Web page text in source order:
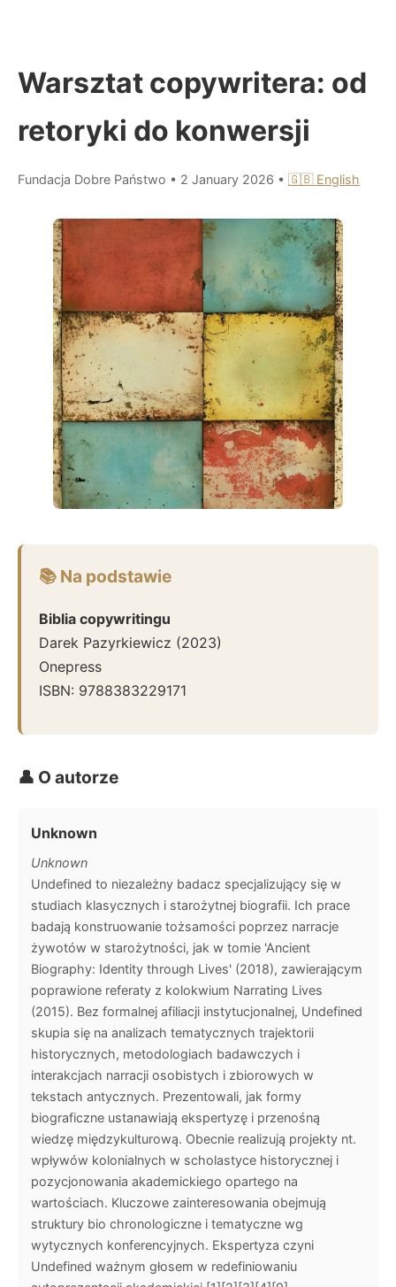
Warsztat copywritera: od
retoryki do konwersji
Fundacja Dobre Państwo • 2 January 2026 • 🇬🇧 English
📚 Na podstawie
Biblia copywritingu
Darek Pazyrkiewicz (2023)
Onepress
ISBN: 9788383229171
👤 O autorze
Unknown
Unknown
Undefined to niezależny badacz specjalizujący się w
studiach klasycznych i starożytnej biografii. Ich prace
badają konstruowanie tożsamości poprzez narracje
żywotów w starożytności, jak w tomie 'Ancient
Biography: Identity through Lives' (2018), zawierającym
poprawione referaty z kolokwium Narrating Lives
(2015). Bez formalnej afiliacji instytucjonalnej, Undefined
skupia się na analizach tematycznych trajektorii
historycznych, metodologiach badawczych i
interakcjach narracji osobistych i zbiorowych w
tekstach antycznych. Prezentowali, jak formy
biograficzne ustanawiają ekspertyzę i przenośną
wiedzę międzykulturową. Obecnie realizują projekty nt.
wpływów kolonialnych w scholastyce historycznej i
pozycjonowania akademickiego opartego na
wartościach. Kluczowe zainteresowania obejmują
struktury bio chronologiczne i tematyczne wg
wytycznych konferencyjnych. Ekspertyza czyni
Undefined ważnym głosem w redefiniowaniu